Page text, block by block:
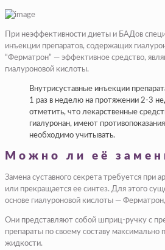
При неэффективности диеты и БАДов
инъекции препаратов, содержащих
“Ферматрон” — эффективное средство,
гиалуроновой кислоты.
Внутрисуставные инъекции
1 раз в неделю на протяжении 2-3
отметить, что лекарственные
гиалуронан, имеют
необходимо учитывать.
Можно ли её
Замена суставного секрета требуется при
или прекращается ее синтез. Для этого
основе гиалуроновой кислоты —
Они представляют собой шприц-ручку с
препараты по своему составу максимально
жидкости.